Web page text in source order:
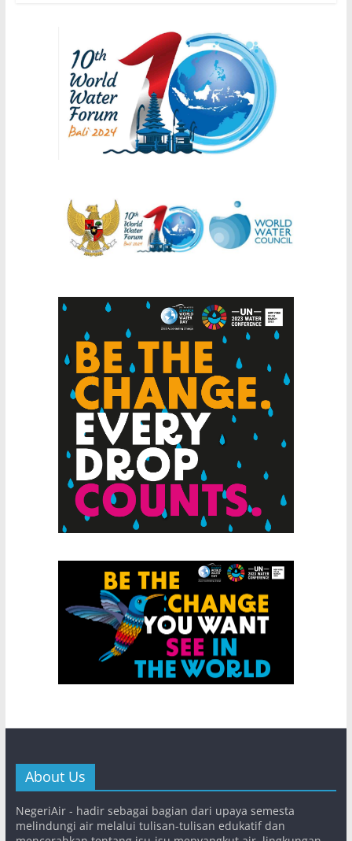
About Us
NegeriAir - hadir sebagai bagian dari upaya semesta
melindungi air melalui tulisan-tulisan edukatif dan